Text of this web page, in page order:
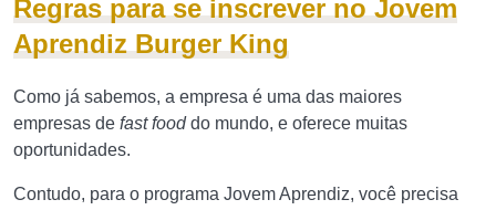
Regras para se inscrever no Jovem
Aprendiz Burger King
Como já sabemos, a empresa é uma das maiores
empresas de fast fooddo mundo, e oferece muitas
oportunidades.
Contudo, para o programa Jovem Aprendiz, você precisa